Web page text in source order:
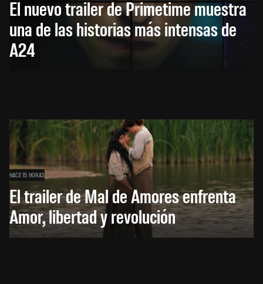
El nuevo trailer de Primetime muestra
una de las historias más intensas de
A24
HACE 15 HORAS
El trailer de Mal de Amores enfrenta
Amor, libertad y revolución